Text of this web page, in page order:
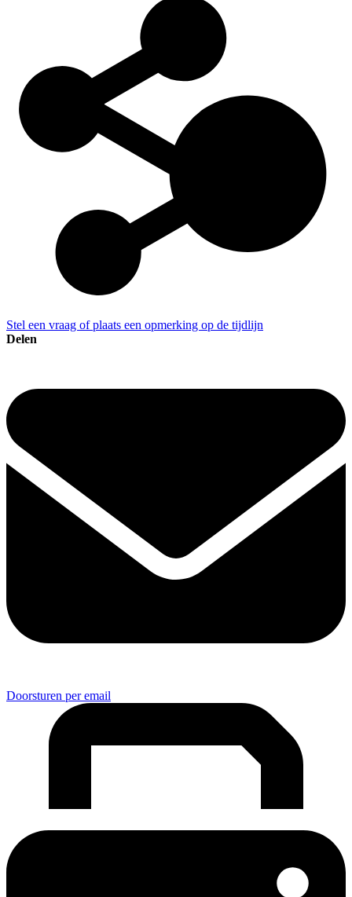
Stel een vraag of plaats een opmerking op de tijdlijn
Delen
Doorsturen per email